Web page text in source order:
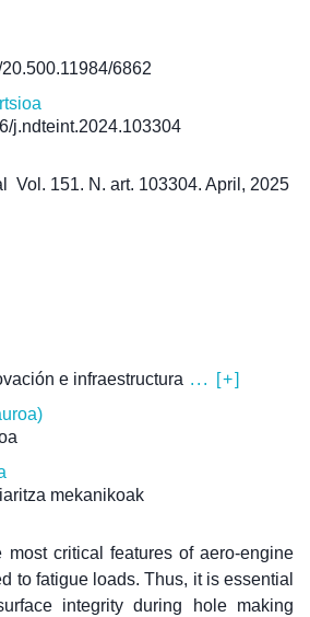
6862
j.ndteint.2024.103304
Vol. 151. N. art. 103304. April, 2025
e infraestructura ... [+]
mekanikoak
most critical features of aero-engine
to fatigue loads. Thus, it is essential
integrity during hole making